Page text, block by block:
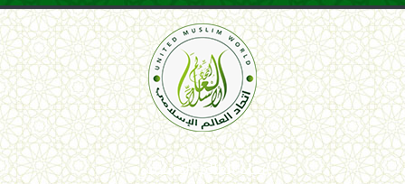
اتحاد العالم الإسلامي